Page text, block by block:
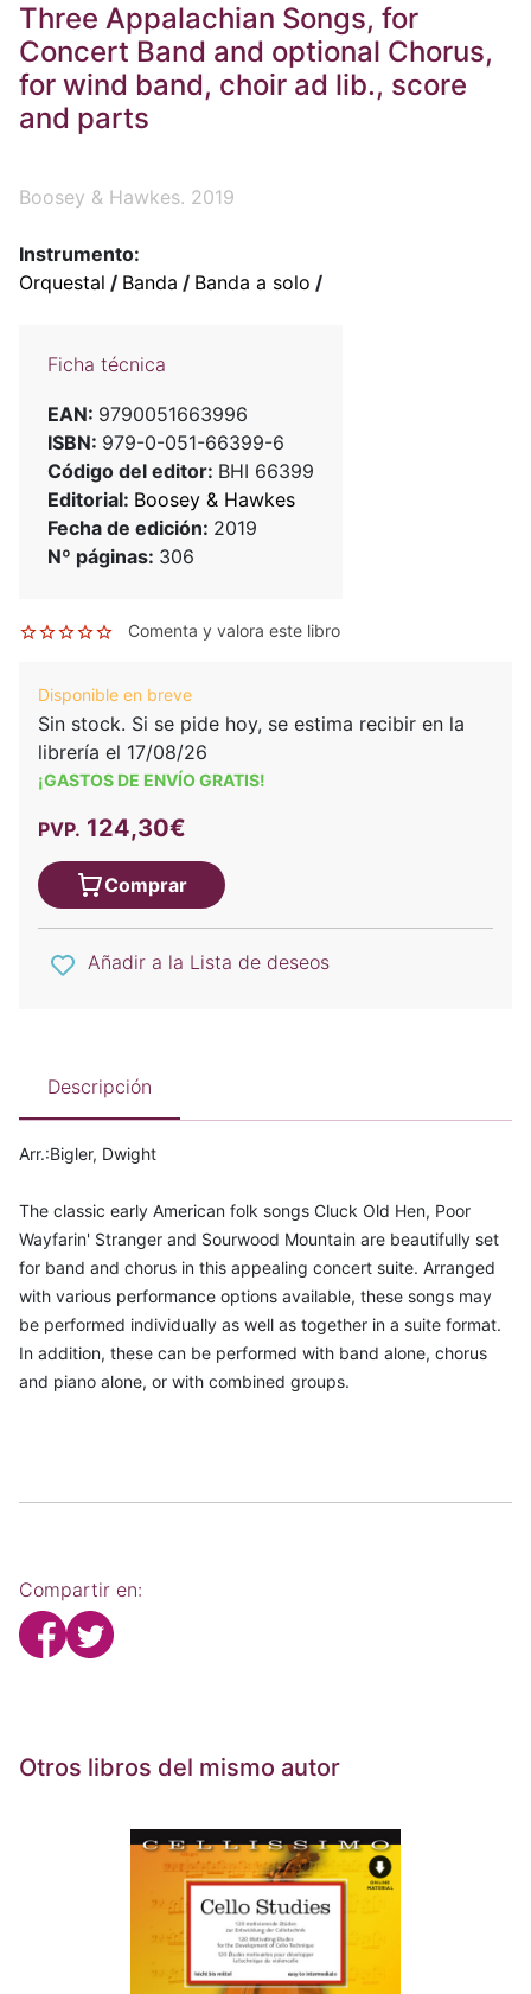
Three Appalachian Songs, for
Concert Band and optional Chorus,
for wind band, choir ad lib., score
and parts
Boosey & Hawkes. 2019
Instrumento:
Orquestal / Banda / Banda a solo /
Ficha técnica
EAN: 9790051663996
ISBN: 979-0-051-66399-6
Código del editor: BHI 66399
Editorial: Boosey & Hawkes
Fecha de edición: 2019
Nº páginas: 306
Comenta y valora este libro
Disponible en breve
Sin stock. Si se pide hoy, se estima recibir en la
librería el 17/08/26
¡GASTOS DE ENVÍO GRATIS!
PVP. 124,30€
Comprar
Añadir a la Lista de deseos
Descripción
Arr.:Bigler, Dwight
The classic early American folk songs Cluck Old Hen, Poor
Wayfarin' Stranger and Sourwood Mountain are beautifully set
for band and chorus in this appealing concert suite. Arranged
with various performance options available, these songs may
be performed individually as well as together in a suite format.
In addition, these can be performed with band alone, chorus
and piano alone, or with combined groups.
Compartir en:
Otros libros del mismo autor